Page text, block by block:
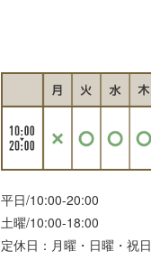
平日/10:00-20:00
土曜/10:00-18:00
定休日：月曜・日曜・祝日